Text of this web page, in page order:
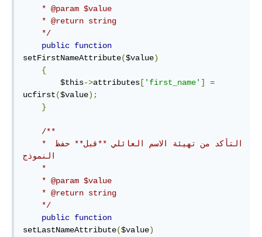
    */
public function
setFirstNameAttribute($value)
{
        $this
->attributes [ 'first_name' ]
=
ucfirst($value);
}
/**
النموذج
    */
public function
setLastNameAttribute($value)